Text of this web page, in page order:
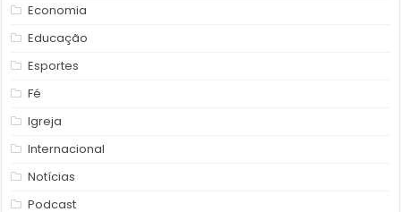
Economia
Educação
Esportes
Fé
Igreja
Internacional
Notícias
Podcast